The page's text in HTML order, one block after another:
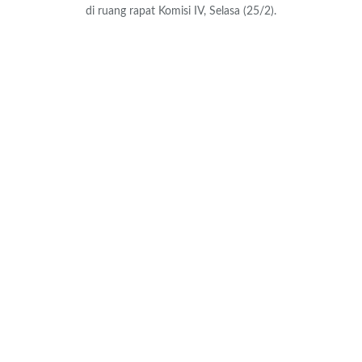
di ruang rapat Komisi IV, Selasa (25/2).